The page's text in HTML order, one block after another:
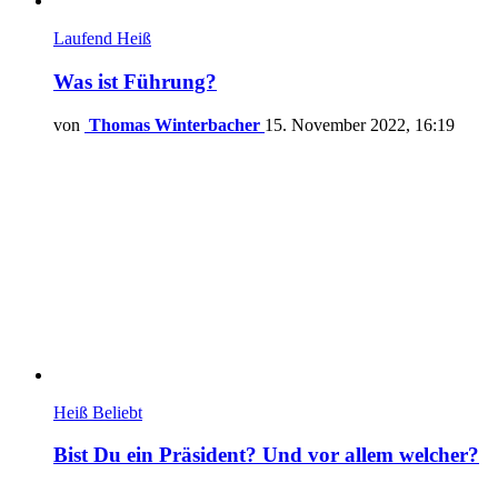
Laufend Heiß
Was ist Führung?
von Thomas Winterbacher 15. November 2022, 16:19
Heiß Beliebt
Bist Du ein Präsident? Und vor allem welcher?